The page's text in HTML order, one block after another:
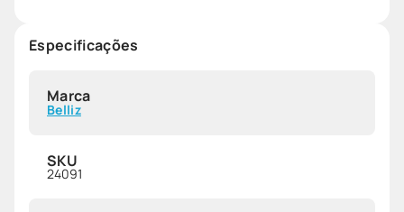
Especificações
Marca
Belliz
SKU
24091